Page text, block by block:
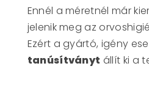
Ennél a méretnél már
jelenik meg az
Ezért a gyártó, igény
tanúsítványt állít ki a